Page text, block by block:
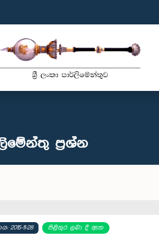
ප්‍රශ්න
2015-11-28 පිළිතුර ලබා දී ඇත